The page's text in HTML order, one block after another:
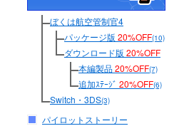
ぼくは航空管制官4
パッケージ版 20%OFF(10)
ダウンロード版 20%OFF
本編製品20%OFF(7)
追加ｽﾃｰｼﾞ 20%OFF(6)
Switch・3DS(3)
パイロットストーリー